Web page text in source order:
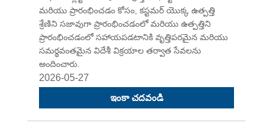
మరియు ప్రారంభించడం కోసం, కస్టమర్ యొక్క ఉత్పత్తి
శ్రేణిని సజావుగా ప్రారంభించడంలో మరియు ఉత్పత్తిని
ప్రారంభించడంలో సహాయపడటానికి వృత్తిపరమైన మరియు
సమర్థవంతమైన విదేశీ విక్రయాల తర్వాత సేవలను
అందించారు.
2026-05-27
ఇంకా చదవండి